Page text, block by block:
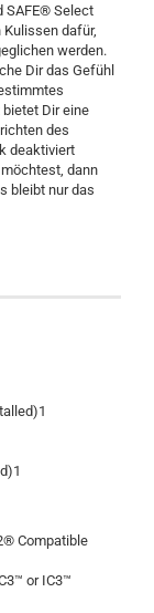
SAFE® Select
dafür,
werden.
Dir das Gefühl
Dir eine
des
deaktiviert
dann
bleibt nur das
Compatible
or IC3™